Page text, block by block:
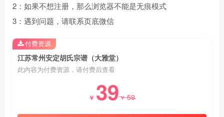
2：如果不想注册，那么浏览器不能是无痕模式
3：遇到问题，请联系页底微信
江苏常州安定胡氏宗谱（大雅堂）
此内容为付费资源，请付费后查看
￥ 39￥59
付费资源